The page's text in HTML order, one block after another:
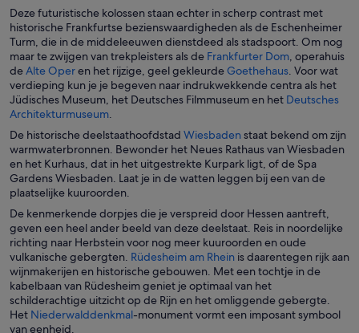
i
n
e
e
n
n
i
e
u
w
v
e
n
s
t
e
r
Deze futuristische kolossen staan echter in scherp contrast met
historische Frankfurtse bezienswaardigheden als de Eschenheimer
Turm, die in de middeleeuwen dienstdeed als stadspoort. Om nog
maar te zwijgen van trekpleisters als de Frankfurter DomO
p
e
n
n
e
e
n
i
e
u
w
v
n
s
, operahuis
deAlte OperO
p
e
n
i
n
e
e
n
n
i
e
u
w
v
e
n
en het rijzige, geel gekleurdeGoethehausO
p
e
i
n
e
e
n
i
e
u
w
e
n
. Voor wat
verdieping kun je je begeven naar indrukwekkende centra als het
Jüdisches Museum, het Deutsches Filmmuseum en het Deutsches
ArchitekturmuseumO
e
n
t
i
n
e
e
n
n
i
e
u
w
De historische deelstaathoofdstad WiesbadenO
p
e
n
n
e
e
n
n
i
e
u
staat bekend om zijn
warmwaterbronnen. Bewonder het Neues Rathaus van Wiesbaden
en het Kurhaus, dat in het uitgestrekte Kurpark ligt, of de Spa
Gardens Wiesbaden. Laat je in de watten leggen bij een van de
plaatselijke kuuroorden.
De kenmerkende dorpjes die je verspreid door Hessen aantreft,
geven een heel ander beeld van deze deelstaat. Reis in noordelijke
richting naar Herbstein voor nog meer kuuroorden en oude
vulkanische gebergten. Rüdesheim am RheinO
p
e
n
t
is daarentegen rijk aan
wijnmakerijen en historische gebouwen. Met een tochtje in de
kabelbaan van Rüdesheim geniet je optimaal van het
schilderachtige uitzicht op de Rijn en het omliggende gebergte.
Het NiederwalddenkmalO
-monument vormt een imposant symbool
van eenheid.